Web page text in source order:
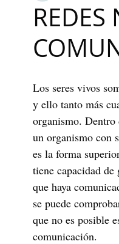
Blanca de la Torre Fernández
Deberes escolares
Desarrollo
REDES
Los seres vivos
y ello tanto más
organismo. Dentro
un organismo con
es la forma
tiene capacidad
que haya
se puede
que no es posible
comunicación.